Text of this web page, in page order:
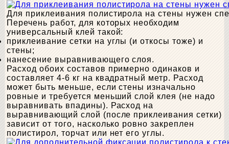
Для приклеивания полистирола на стены нужен
Перечень работ, для которых необходим
универсальный клей такой:
приклеивание сетки на углы (и откосы тоже) и
стены;
нанесение выравнивающего слоя.
Расход обоих составов примерно одинаков и
составляет 4-6 кг на квадратный метр. Расход
может быть меньше, если стены изначально
ровные и требуется меньший слой клея (не надо
выравнивать впадины). Расход на
выравнивающий слой (после приклеивания сетки)
зависит от того, насколько ровно закреплен
полистирол, торчат или нет его углы.